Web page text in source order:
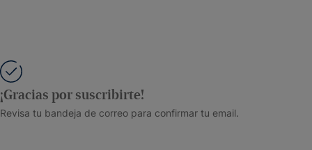
¡Gracias por suscribirte!
Revisa tu bandeja de correo para confirmar tu email.